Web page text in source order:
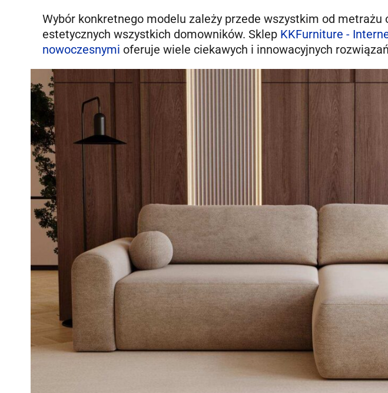
Wybór konkretnego modelu zależy przede wszystkim od
estetycznych wszystkich domowników. Sklep KKFurniture -
nowoczesnymi oferuje wiele ciekawych i innowacyjnych